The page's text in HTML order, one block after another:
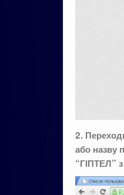
2.
або назву
“ГІПТЕЛ”